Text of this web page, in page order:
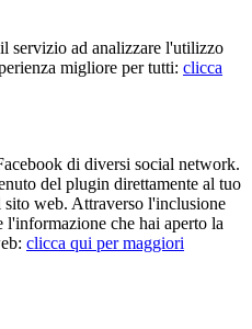
servizio ad analizzare l'utilizzo
migliore per tutti: clicca
di diversi social network.
del plugin direttamente al tuo
web. Attraverso l'inclusione
che hai aperto la
clicca qui per maggiori